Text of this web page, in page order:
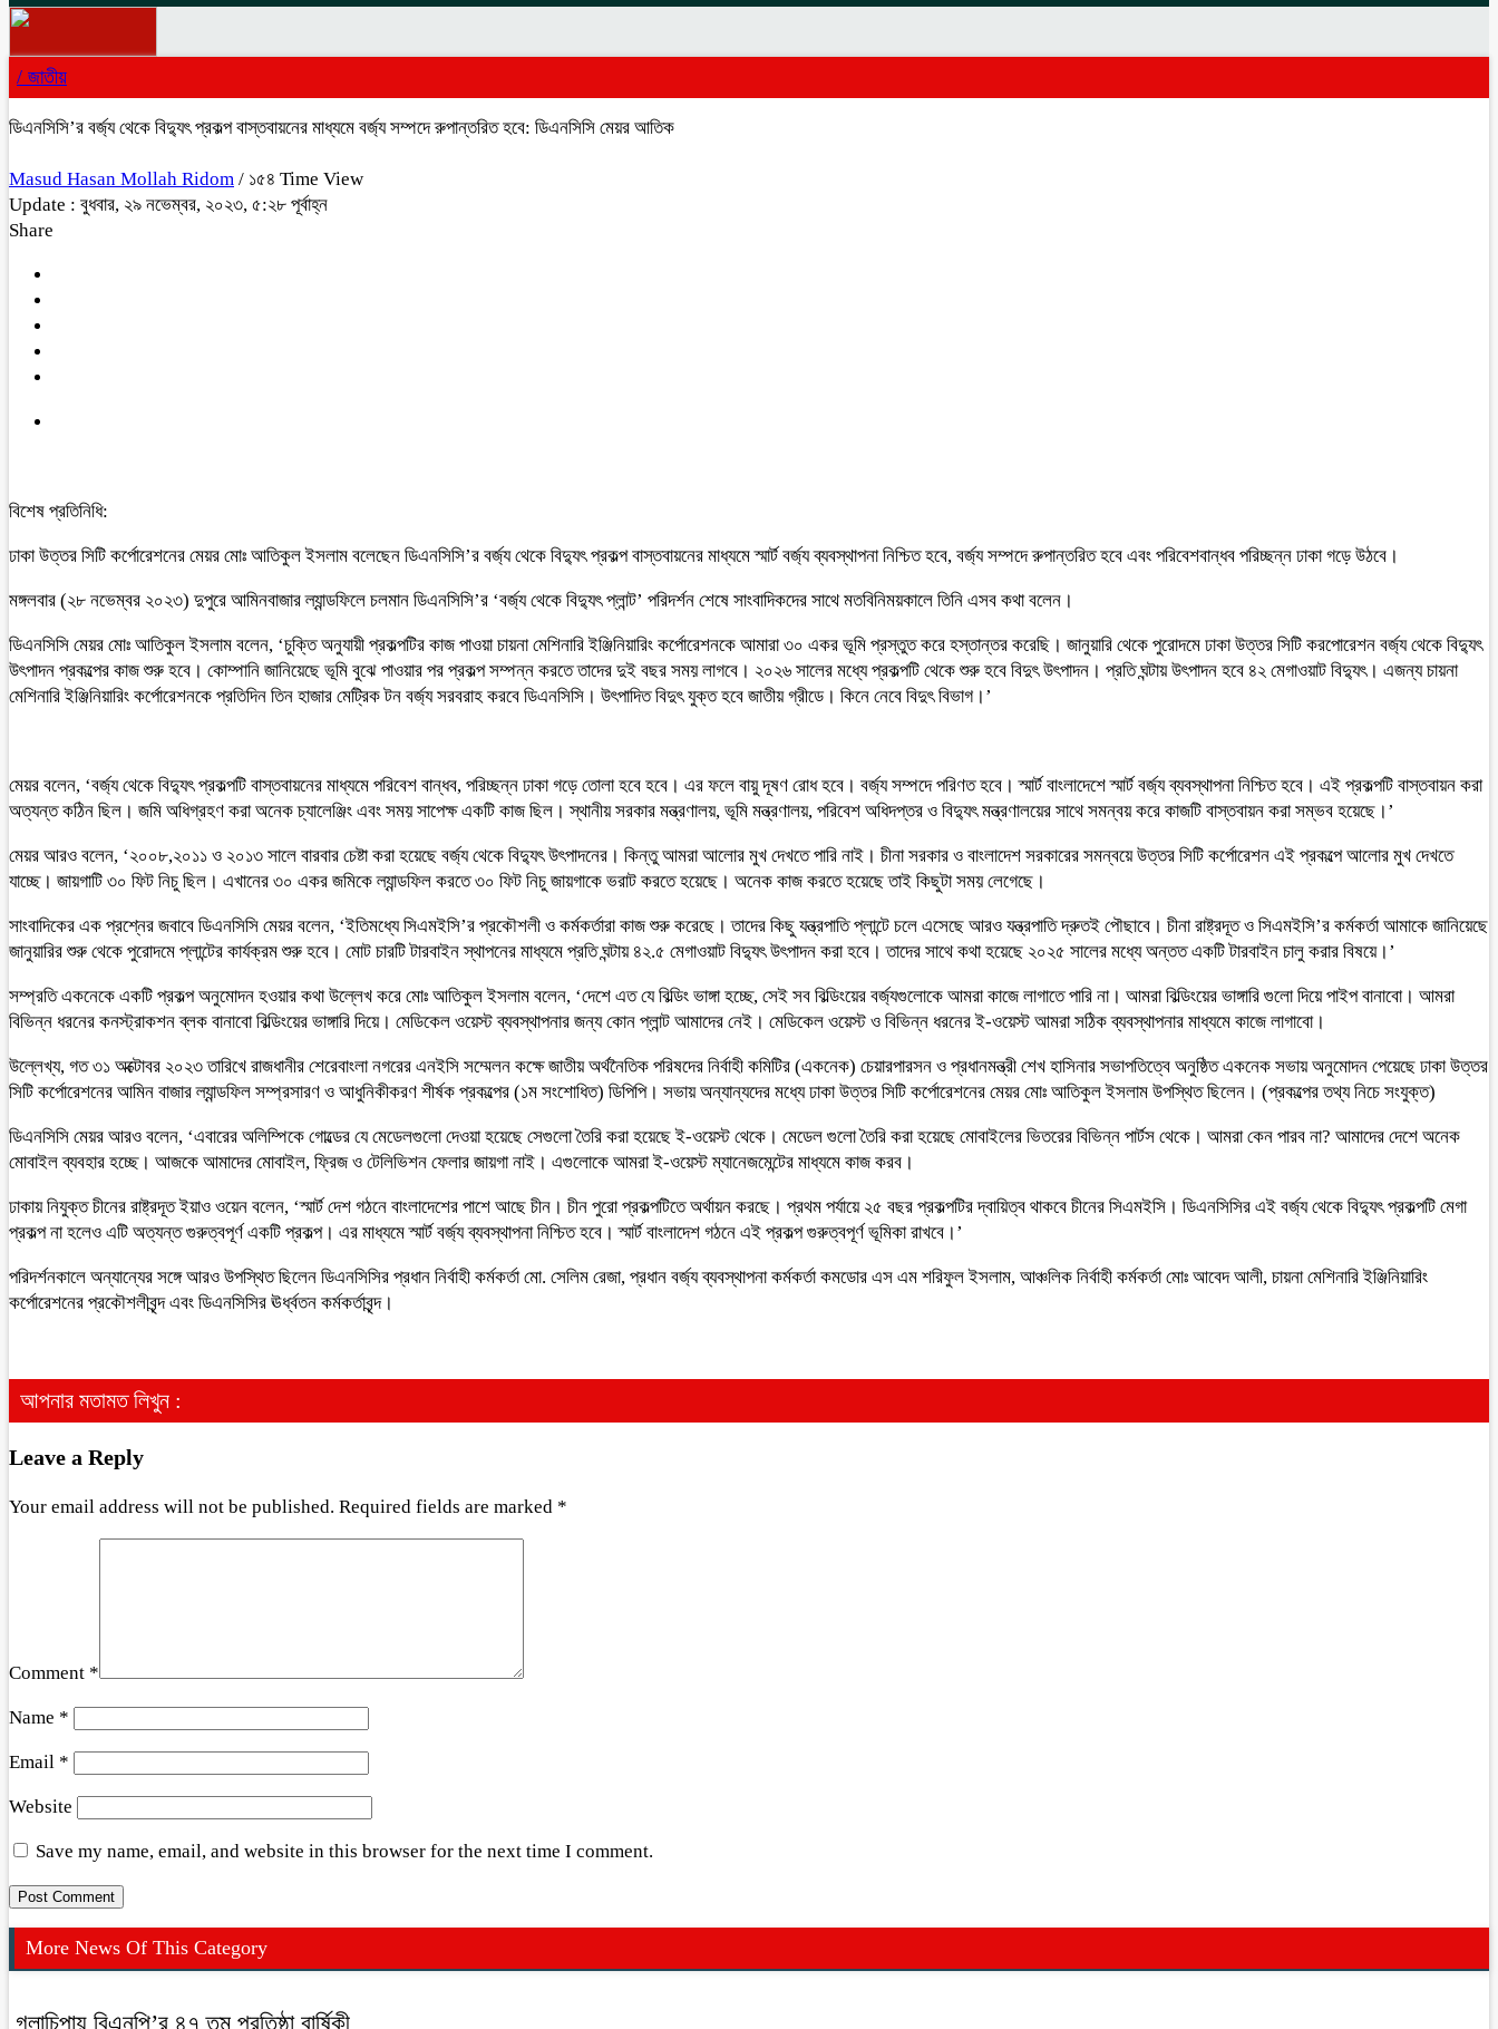
/ জাতীয়
ডিএনসিসি’র বর্জ্য থেকে বিদ্যুৎ প্রকল্প বাস্তবায়নের মাধ্যমে বর্জ্য সম্পদে রুপান্তরিত হবে: ডিএনসিসি মেয়র আতিক
Masud Hasan Mollah Ridom / ১৫৪ Time View
Update : বুধবার, ২৯ নভেম্বর, ২০২৩, ৫:২৮ পূর্বাহ্ন
Share
বিশেষ প্রতিনিধি:
ঢাকা উত্তর সিটি কর্পোরেশনের মেয়র মোঃ আতিকুল ইসলাম বলেছেন ডিএনসিসি’র বর্জ্য থেকে বিদ্যুৎ প্রকল্প বাস্তবায়নের মাধ্যমে স্মার্ট বর্জ্য ব্যবস্থাপনা নিশ্চিত হবে, বর্জ্য সম্পদে রুপান্তরিত হবে এবং পরিবেশবান্ধব পরিচ্ছন্ন ঢাকা গড়ে উঠবে।
মঙ্গলবার (২৮ নভেম্বর ২০২৩) দুপুরে আমিনবাজার ল্যান্ডফিলে চলমান ডিএনসিসি’র ‘বর্জ্য থেকে বিদ্যুৎ প্লান্ট’ পরিদর্শন শেষে সাংবাদিকদের সাথে মতবিনিময়কালে তিনি এসব কথা বলেন।
ডিএনসিসি মেয়র মোঃ আতিকুল ইসলাম বলেন, ‘চুক্তি অনুযায়ী প্রকল্পটির কাজ পাওয়া চায়না মেশিনারি ইঞ্জিনিয়ারিং কর্পোরেশনকে আমারা ৩০ একর ভূমি প্রস্তুত করে হস্তান্তর করেছি। জানুয়ারি থেকে পুরোদমে ঢাকা উত্তর সিটি করপোরেশন বর্জ্য থেকে বিদ্যুৎ
উৎপাদন প্রকল্পের কাজ শুরু হবে। কোম্পানি জানিয়েছে ভূমি বুঝে পাওয়ার পর প্রকল্প সম্পন্ন করতে তাদের দুই বছর সময় লাগবে। ২০২৬ সালের মধ্যে প্রকল্পটি থেকে শুরু হবে বিদুৎ উৎপাদন। প্রতি ঘন্টায় উৎপাদন হবে ৪২ মেগাওয়াট বিদ্যুৎ। এজন্য চায়না
মেশিনারি ইঞ্জিনিয়ারিং কর্পোরেশনকে প্রতিদিন তিন হাজার মেট্রিক টন বর্জ্য সরবরাহ করবে ডিএনসিসি। উৎপাদিত বিদুৎ যুক্ত হবে জাতীয় গ্রীডে। কিনে নেবে বিদুৎ বিভাগ।’
মেয়র বলেন, ‘বর্জ্য থেকে বিদ্যুৎ প্রকল্পটি বাস্তবায়নের মাধ্যমে পরিবেশ বান্ধব, পরিচ্ছন্ন ঢাকা গড়ে তোলা হবে হবে। এর ফলে বায়ু দূষণ রোধ হবে। বর্জ্য সম্পদে পরিণত হবে। স্মার্ট বাংলাদেশে স্মার্ট বর্জ্য ব্যবস্থাপনা নিশ্চিত হবে। এই প্রকল্পটি বাস্তবায়ন করা
অত্যন্ত কঠিন ছিল। জমি অধিগ্রহণ করা অনেক চ্যালেঞ্জিং এবং সময় সাপেক্ষ একটি কাজ ছিল। স্থানীয় সরকার মন্ত্রণালয়, ভূমি মন্ত্রণালয়, পরিবেশ অধিদপ্তর ও বিদ্যুৎ মন্ত্রণালয়ের সাথে সমন্বয় করে কাজটি বাস্তবায়ন করা সম্ভব হয়েছে।’
মেয়র আরও বলেন, ‘২০০৮,২০১১ ও ২০১৩ সালে বারবার চেষ্টা করা হয়েছে বর্জ্য থেকে বিদ্যুৎ উৎপাদনের। কিন্তু আমরা আলোর মুখ দেখতে পারি নাই। চীনা সরকার ও বাংলাদেশ সরকারের সমন্বয়ে উত্তর সিটি কর্পোরেশন এই প্রকল্পে আলোর মুখ দেখতে
যাচ্ছে। জায়গাটি ৩০ ফিট নিচু ছিল। এখানের ৩০ একর জমিকে ল্যান্ডফিল করতে ৩০ ফিট নিচু জায়গাকে ভরাট করতে হয়েছে। অনেক কাজ করতে হয়েছে তাই কিছুটা সময় লেগেছে।
সাংবাদিকের এক প্রশ্নের জবাবে ডিএনসিসি মেয়র বলেন, ‘ইতিমধ্যে সিএমইসি’র প্রকৌশলী ও কর্মকর্তারা কাজ শুরু করেছে। তাদের কিছু যন্ত্রপাতি প্লান্টে চলে এসেছে আরও যন্ত্রপাতি দ্রুতই পৌছাবে। চীনা রাষ্ট্রদূত ও সিএমইসি’র কর্মকর্তা আমাকে জানিয়েছে
জানুয়ারির শুরু থেকে পুরোদমে প্লান্টের কার্যক্রম শুরু হবে। মোট চারটি টারবাইন স্থাপনের মাধ্যমে প্রতি ঘন্টায় ৪২.৫ মেগাওয়াট বিদ্যুৎ উৎপাদন করা হবে। তাদের সাথে কথা হয়েছে ২০২৫ সালের মধ্যে অন্তত একটি টারবাইন চালু করার বিষয়ে।’
সম্প্রতি একনেকে একটি প্রকল্প অনুমোদন হওয়ার কথা উল্লেখ করে মোঃ আতিকুল ইসলাম বলেন, ‘দেশে এত যে বিল্ডিং ভাঙ্গা হচ্ছে, সেই সব বিল্ডিংয়ের বর্জ্যগুলোকে আমরা কাজে লাগাতে পারি না। আমরা বিল্ডিংয়ের ভাঙ্গারি গুলো দিয়ে পাইপ বানাবো। আমরা
বিভিন্ন ধরনের কনস্ট্রাকশন ব্লক বানাবো বিল্ডিংয়ের ভাঙ্গারি দিয়ে। মেডিকেল ওয়েস্ট ব্যবস্থাপনার জন্য কোন প্লান্ট আমাদের নেই। মেডিকেল ওয়েস্ট ও বিভিন্ন ধরনের ই-ওয়েস্ট আমরা সঠিক ব্যবস্থাপনার মাধ্যমে কাজে লাগাবো।
উল্লেখ্য, গত ৩১ অক্টোবর ২০২৩ তারিখে রাজধানীর শেরেবাংলা নগরের এনইসি সম্মেলন কক্ষে জাতীয় অর্থনৈতিক পরিষদের নির্বাহী কমিটির (একনেক) চেয়ারপারসন ও প্রধানমন্ত্রী শেখ হাসিনার সভাপতিত্বে অনুষ্ঠিত একনেক সভায় অনুমোদন পেয়েছে ঢাকা উত্তর
সিটি কর্পোরেশনের আমিন বাজার ল্যান্ডফিল সম্প্রসারণ ও আধুনিকীকরণ শীর্ষক প্রকল্পের (১ম সংশোধিত) ডিপিপি। সভায় অন্যান্যদের মধ্যে ঢাকা উত্তর সিটি কর্পোরেশনের মেয়র মোঃ আতিকুল ইসলাম উপস্থিত ছিলেন। (প্রকল্পের তথ্য নিচে সংযুক্ত)
ডিএনসিসি মেয়র আরও বলেন, ‘এবারের অলিম্পিকে গোল্ডের যে মেডেলগুলো দেওয়া হয়েছে সেগুলো তৈরি করা হয়েছে ই-ওয়েস্ট থেকে। মেডেল গুলো তৈরি করা হয়েছে মোবাইলের ভিতরের বিভিন্ন পার্টস থেকে। আমরা কেন পারব না? আমাদের দেশে অনেক
মোবাইল ব্যবহার হচ্ছে। আজকে আমাদের মোবাইল, ফ্রিজ ও টেলিভিশন ফেলার জায়গা নাই। এগুলোকে আমরা ই-ওয়েস্ট ম্যানেজমেন্টের মাধ্যমে কাজ করব।
ঢাকায় নিযুক্ত চীনের রাষ্ট্রদূত ইয়াও ওয়েন বলেন, ‘স্মার্ট দেশ গঠনে বাংলাদেশের পাশে আছে চীন। চীন পুরো প্রকল্পটিতে অর্থায়ন করছে। প্রথম পর্যায়ে ২৫ বছর প্রকল্পটির দ্বায়িত্ব থাকবে চীনের সিএমইসি। ডিএনসিসির এই বর্জ্য থেকে বিদ্যুৎ প্রকল্পটি মেগা
প্রকল্প না হলেও এটি অত্যন্ত গুরুত্বপূর্ণ একটি প্রকল্প। এর মাধ্যমে স্মার্ট বর্জ্য ব্যবস্থাপনা নিশ্চিত হবে। স্মার্ট বাংলাদেশ গঠনে এই প্রকল্প গুরুত্বপূর্ণ ভূমিকা রাখবে।’
পরিদর্শনকালে অন্যান্যের সঙ্গে আরও উপস্থিত ছিলেন ডিএনসিসির প্রধান নির্বাহী কর্মকর্তা মো. সেলিম রেজা, প্রধান বর্জ্য ব্যবস্থাপনা কর্মকর্তা কমডোর এস এম শরিফুল ইসলাম, আঞ্চলিক নির্বাহী কর্মকর্তা মোঃ আবেদ আলী, চায়না মেশিনারি ইঞ্জিনিয়ারিং
কর্পোরেশনের প্রকৌশলীবৃন্দ এবং ডিএনসিসির ঊর্ধ্বতন কর্মকর্তাবৃন্দ।
আপনার মতামত লিখুন :
Leave a Reply
Your email address will not be published. Required fields are marked *
Comment *
Name *
Email *
Website
Save my name, email, and website in this browser for the next time I comment.
More News Of This Category
গলাচিপায় বিএনপি’র ৪৭ তম প্রতিষ্ঠা বার্ষিকী